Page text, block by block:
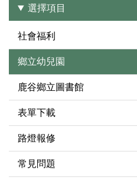
選擇項目
社會福利
鄉立幼兒園
鹿谷鄉立圖書館
表單下載
路燈報修
常見問題